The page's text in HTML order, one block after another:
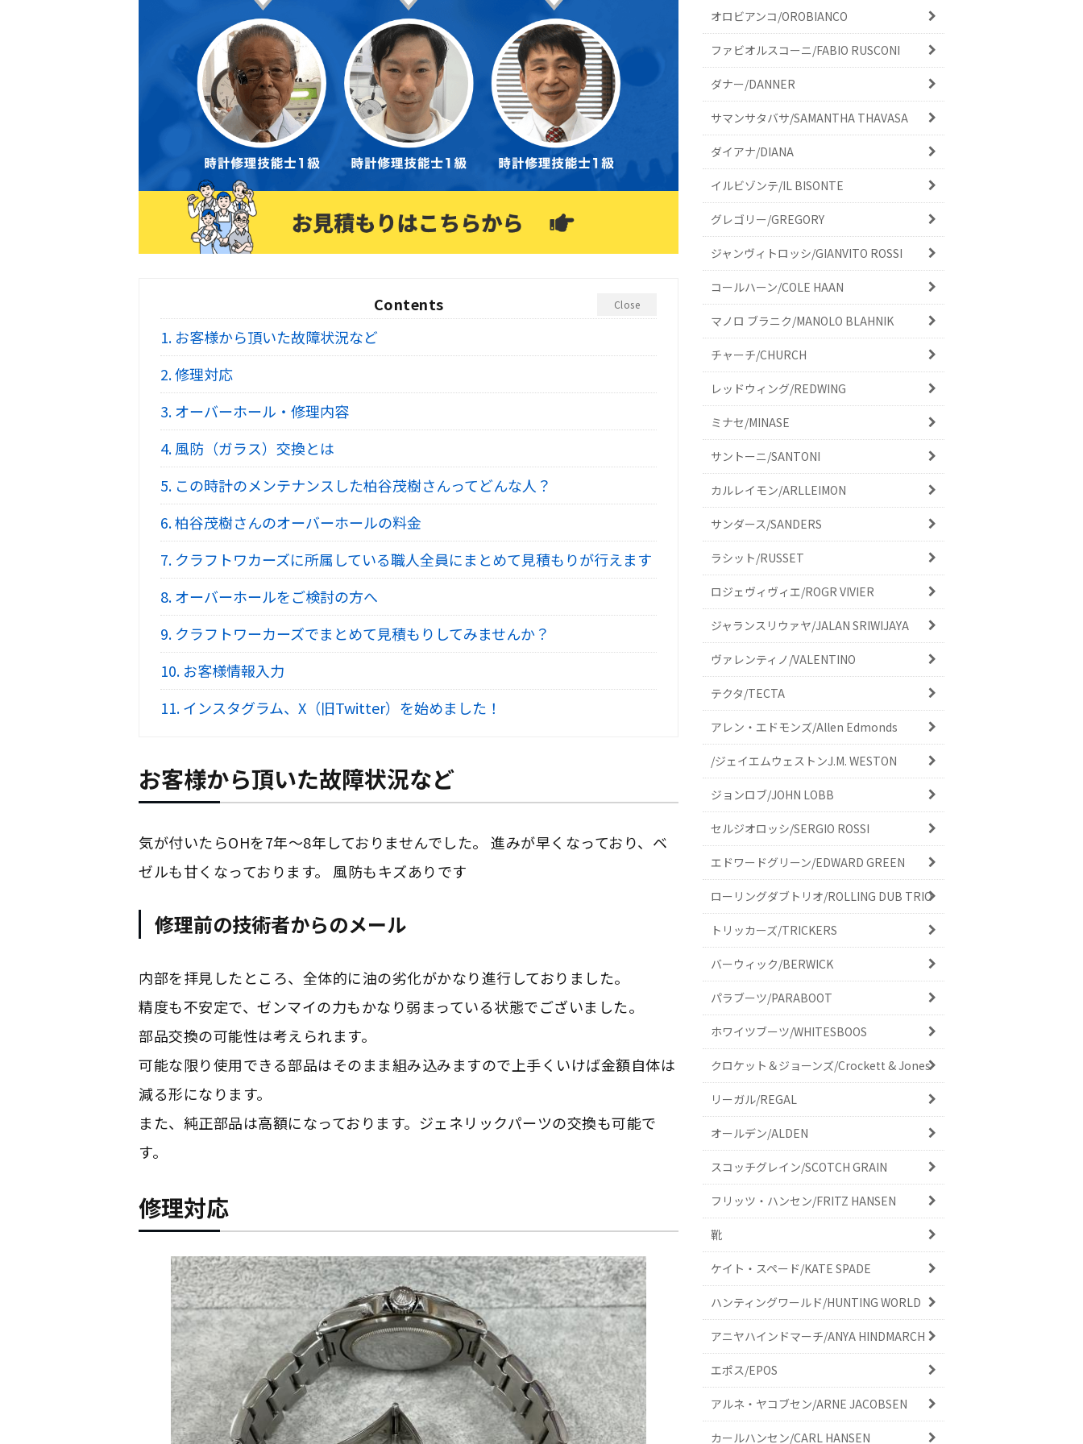
Contents Close
1. お客様から頂いた故障状況など
2.修理対応
3.オーバーホール・修理内容
4.風防（ガラス）交換とは
5. この時計のメンテナンスした柏谷茂樹さんってどんな人？
6.柏谷茂樹さんのオーバーホールの料金
7. クラフトワカーズに所属している職人全員にまとめて見積もりが行えます
8.オーバーホールをご検討の方へ
9. クラフトワーカーズでまとめて見積もりしてみませんか？
10. お客様情報入力
11.インスタグラム、X（旧Twitter）を始めました！
お客様から頂いた故障状況など
気が付いたらOHを7年～8年しておりませんでした。 進みが早くなっており、ベ
ゼルも甘くなっております。 風防もキズありです
修理前の技術者からのメール
内部を拝見したところ、全体的に油の劣化がかなり進行しておりました。
精度も不安定で、ゼンマイの力もかなり弱まっている状態でございました。
部品交換の可能性は考えられます。
可能な限り使用できる部品はそのまま組み込みますので上手くいけば金額自体は
減る形になります。
また、純正部品は高額になっております。ジェネリックパーツの交換も可能で
す。
修理対応
オロビアンコ/OROBIANCO
ファビオルスコーニ/FABIO RUSCONI
ダナー/DANNER
サマンサタバサ/SAMANTHA THAVASA
ダイアナ/DIANA
イルビゾンテ/IL BISONTE
グレゴリー/GREGORY
ジャンヴィトロッシ/GIANVITO ROSSI
コールハーン/COLE HAAN
マノロ ブラニク/MANOLO BLAHNIK
チャーチ/CHURCH
レッドウィング/REDWING
ミナセ/MINASE
サントーニ/SANTONI
カルレイモン/ARLLEIMON
サンダース/SANDERS
ラシット/RUSSET
ロジェヴィヴィエ/ROGR VIVIER
ジャランスリウァヤ/JALAN SRIWIJAYA
ヴァレンティノ/VALENTINO
テクタ/TECTA
アレン・エドモンズ/Allen Edmonds
/ジェイエムウェストンJ.M. WESTON
ジョンロブ/JOHN LOBB
セルジオロッシ/SERGIO ROSSI
エドワードグリーン/EDWARD GREEN
ローリングダブトリオ/ROLLING DUB TRIO
トリッカーズ/TRICKERS
バーウィック/BERWICK
パラブーツ/PARABOOT
ホワイツブーツ/WHITESBOOS
クロケット＆ジョーンズ/Crockett & Jones
リーガル/REGAL
オールデン/ALDEN
スコッチグレイン/SCOTCH GRAIN
フリッツ・ハンセン/FRITZ HANSEN
靴
ケイト・スペード/KATE SPADE
ハンティングワールド/HUNTING WORLD
アニヤハインドマーチ/ANYA HINDMARCH
エポス/EPOS
アルネ・ヤコブセン/ARNE JACOBSEN
カールハンセン/CARL HANSEN